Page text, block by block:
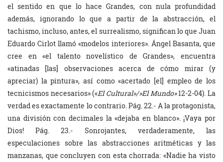
el sentido en que lo hace Grandes, con nula profundidad
además, ignorando lo que a partir de la abstracción, el
tachismo, incluso, antes, el surrealismo, significan lo que Juan
Eduardo Cirlot llamó «modelos interiores». Ángel Basanta, que
cree en «el talento novelístico de Grandes», encuentra
«atinadas [las] observaciones acerca de cómo mirar (y
apreciar) la pintura», así como «acertado [el] empleo de los
tecnicismos necesarios» («El Cultural»/»El Mundo»12-2-04). La
verdad es exactamente lo contrario. Pág. 22.- A la protagonista,
una división con decimales la «dejaba en blanco». ¡Vaya por
Dios! Pág. 23.- Sonrojantes, verdaderamente, las
especulaciones sobre las abstracciones aritméticas y las
manzanas, que concluyen con esta chorrada: «Nadie ha visto